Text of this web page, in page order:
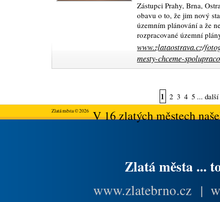
Zástupci Prahy, Brna,
obavu o to, že jim nový
územním plánování a že
rozpracované územní
www.zlataostrava.cz/
mesty-chceme-
1 2 3 4 5 ... další
Zlatá města © 2026V 16 zlatých městech
Zlatá města ...
www.zlatebrno.cz |